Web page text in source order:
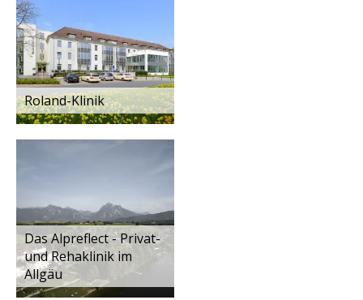
Roland-Klinik
Das Alpreflect - Privat-
und Rehaklinik im
Allgäu